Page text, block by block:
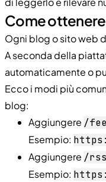
Come ottenere
Ogni blog o sito web
A seconda della
automaticamente o
Ecco i modi più
blog:
Aggiungere /
Esempio:
Aggiungere /rss
Esempio: